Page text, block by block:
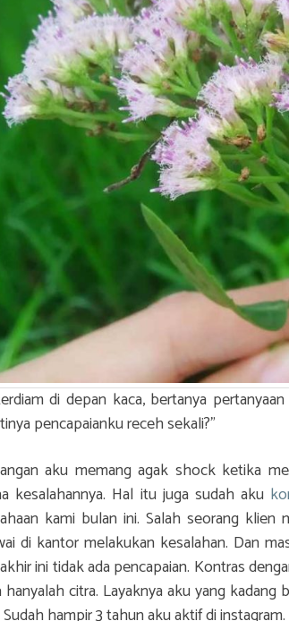
di depan kaca, bertanya
pencapaianku receh sekali?”
aku memang agak shock ketika
kesalahannya. Hal itu juga sudah aku
kami bulan ini. Salah seorang
di kantor melakukan kesalahan. Dan
ini tidak ada pencapaian. Kontras
hanyalah citra. Layaknya aku yang kadang
Sudah hampir 3 tahun aku aktif di